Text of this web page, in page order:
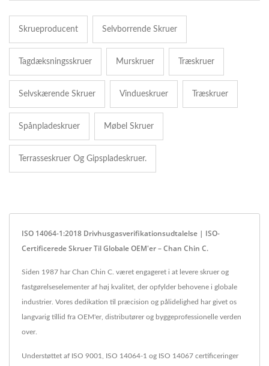
Skrueproducent Selvborrende Skruer
Tagdæksningsskruer Murskruer Træskruer
Selvskærende Skruer Vindueskruer Træskruer
Spånpladeskruer Møbel Skruer
Terrasseskruer Og Gipspladeskruer.
ISO 14064-1:2018 Drivhusgasverifikationsudtalelse | ISO-
Certificerede Skruer Til Globale OEM'er – Chan Chin C.
Siden 1987 har Chan Chin C. været engageret i at levere skruer og
fastgørelseselementer af høj kvalitet, der opfylder behovene i globale
industrier. Vores dedikation til præcision og pålidelighed har givet os
langvarig tillid fra OEM'er, distributører og byggeprofessionelle verden
over.
Understøttet af ISO 9001, ISO 14064-1 og ISO 14067 certificeringer